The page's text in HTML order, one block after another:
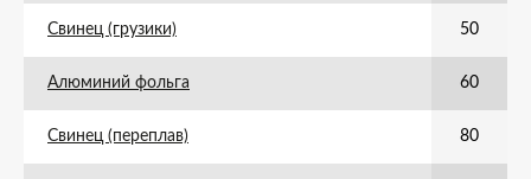
Свинец (грузики) 50
Алюминий фольга 60
Свинец (переплав) 80